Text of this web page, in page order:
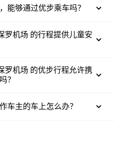
能够通过优步乘车吗？
罗机场 的行程提供儿童安
罗机场 的优步行程允许携
？
车主的车上怎么办？